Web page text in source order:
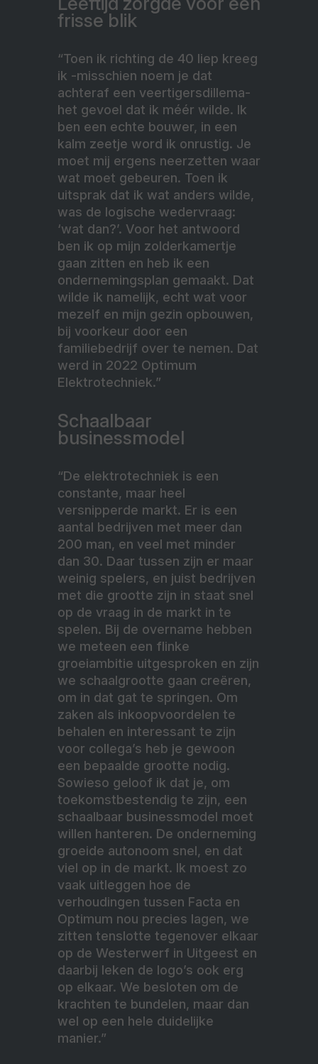
frisse blik
“Toen ik richting de 40 liep kreeg
ik -misschien noem je dat
achteraf een veertigersdillema-
het gevoel dat ik méér wilde. Ik
ben een echte bouwer, in een
kalm zeetje word ik onrustig. Je
moet mij ergens neerzetten waar
wat moet gebeuren. Toen ik
uitsprak dat ik wat anders wilde,
was de logische wedervraag:
‘wat dan?’. Voor het antwoord
ben ik op mijn zolderkamertje
gaan zitten en heb ik een
ondernemingsplan gemaakt. Dat
wilde ik namelijk, echt wat voor
mezelf en mijn gezin opbouwen,
bij voorkeur door een
familiebedrijf over te nemen. Dat
werd in 2022 Optimum
Elektrotechniek.”
Schaalbaar
businessmodel
“De elektrotechniek is een
constante, maar heel
versnipperde markt. Er is een
aantal bedrijven met meer dan
200 man, en veel met minder
dan 30. Daar tussen zijn er maar
weinig spelers, en juist bedrijven
met die grootte zijn in staat snel
op de vraag in de markt in te
spelen. Bij de overname hebben
we meteen een flinke
groeiambitie uitgesproken en zijn
we schaalgrootte gaan creëren,
om in dat gat te springen. Om
zaken als inkoopvoordelen te
behalen en interessant te zijn
voor collega’s heb je gewoon
een bepaalde grootte nodig.
Sowieso geloof ik dat je, om
toekomstbestendig te zijn, een
schaalbaar businessmodel moet
willen hanteren. De onderneming
groeide autonoom snel, en dat
viel op in de markt. Ik moest zo
vaak uitleggen hoe de
verhoudingen tussen Facta en
Optimum nou precies lagen, we
zitten tenslotte tegenover elkaar
op de Westerwerf in Uitgeest en
daarbij leken de logo’s ook erg
op elkaar. We besloten om de
krachten te bundelen, maar dan
wel op een hele duidelijke
manier.”